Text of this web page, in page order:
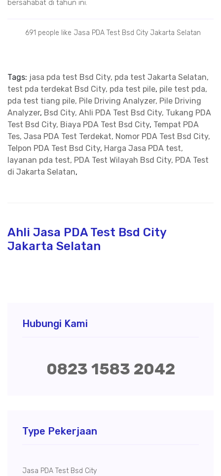
bersahabat di tahun ini.
691 people like Jasa PDA Test Bsd City Jakarta Selatan
Tags: jasa pda test Bsd City, pda test Jakarta Selatan,
test pda terdekat Bsd City, pda test pile, pile test pda,
pda test tiang pile, Pile Driving Analyzer, Pile Driving
Analyzer, Bsd City, Ahli PDA Test Bsd City, Tukang PDA
Test Bsd City, Biaya PDA Test Bsd City, Tempat PDA
Tes, Jasa PDA Test Terdekat, Nomor PDA Test Bsd City,
Telpon PDA Test Bsd City, Harga Jasa PDA test,
layanan pda test, PDA Test Wilayah Bsd City, PDA Test
di Jakarta Selatan,
Ahli Jasa PDA Test Bsd City
Jakarta Selatan
Hubungi Kami
0823 1583 2042
Type Pekerjaan
Jasa PDA Test Bsd City